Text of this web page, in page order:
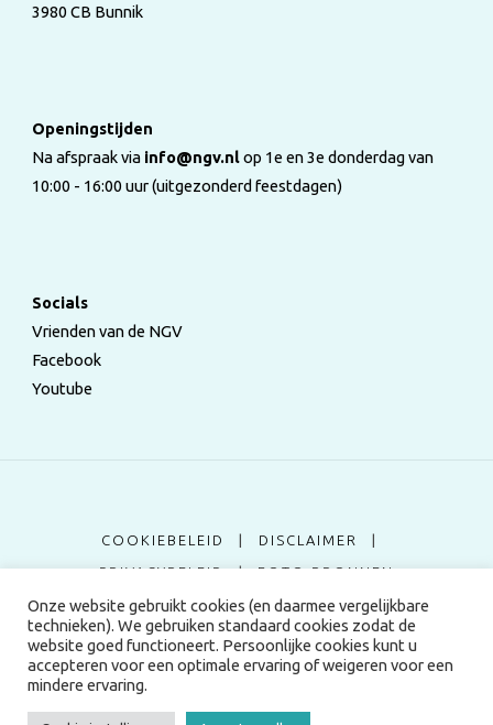
3980 CB Bunnik
Openingstijden
Na afspraak via info@ngv.nlop 1e en 3e donderdag van
10:00 - 16:00 uur (uitgezonderd feestdagen)
Socials
Vrienden van de NGV
Facebook
Youtube
COOKIEBELEID | DISCLAIMER |
PRIVACYBELEID | FOTO BRONNEN
©2024 Nederlandse Genealogische Vereniging
Onze website gebruikt cookies (en daarmee vergelijkbare
technieken). We gebruiken standaard cookies zodat de
website goed functioneert. Persoonlijke cookies kunt u
accepteren voor een optimale ervaring of weigeren voor een
mindere ervaring.